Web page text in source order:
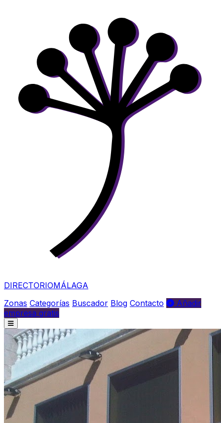
DIRECTORIOMÁLAGA
Zonas Categorías Buscador Blog Contacto
Añadir
empresa gratis